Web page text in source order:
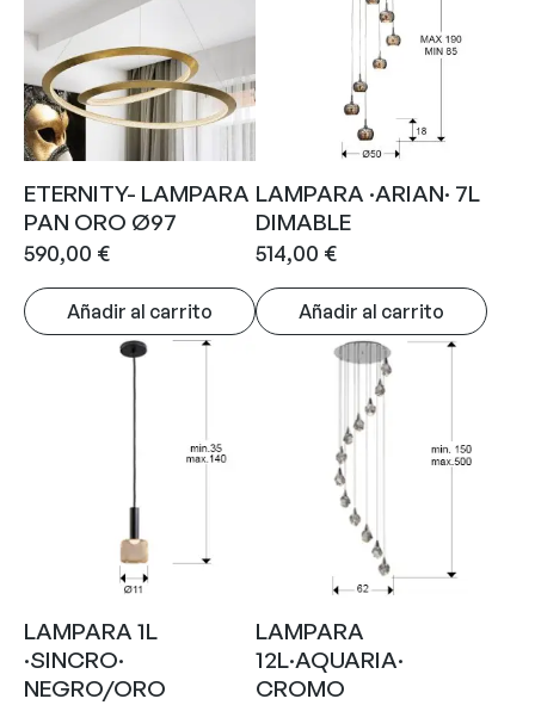
ETERNITY- LAMPARA
PAN ORO Ø97
590,00 €
Añadir al carrito
LAMPARA ·ARIAN· 7L
DIMABLE
514,00 €
Añadir al carrito
LAMPARA 1L
·SINCRO·
NEGRO/ORO
LAMPARA
12L·AQUARIA·
CROMO